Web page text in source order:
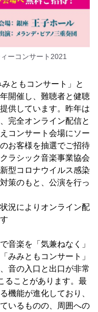
ーコンサート2021
ともコンサート」と
開催し、難聴者と健聴
供しています。昨年は
完全オンライン配信と
コンサート会場にソー
お客様を抽選でご招待
ラシック音楽事業協会
型コロナウイルス感染
策のもと、公演を行っ
況によりオンライン配
音楽を「気兼ねなく」
みみともコンサート」
音の入口と出口が非常
ることがあります。最
機能が進化しており、
いるものの、周囲への